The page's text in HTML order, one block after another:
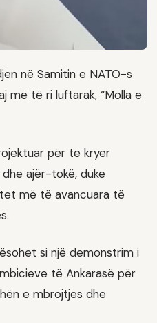
në Samitin e NATO-s
më të ri luftarak, “Molla e
për të kryer
ajër-tokë, duke
më të avancuara të
si një demonstrim i
të Ankarasë për
e mbrojtjes dhe